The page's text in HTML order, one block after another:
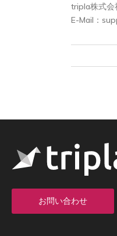
tripla株式会
E-Mail：
お問い合わせ